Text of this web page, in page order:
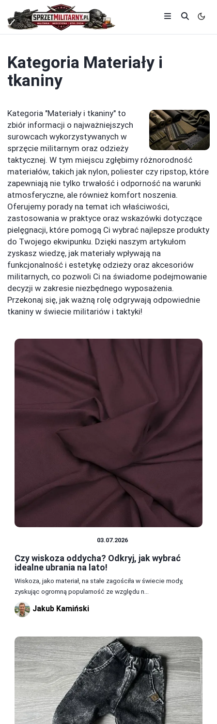
Kategoria Materiały i
tkaniny
Kategoria "Materiały i tkaniny" to
zbiór informacji o najważniejszych
surowcach wykorzystywanych w
sprzęcie militarnym oraz odzieży
taktycznej. W tym miejscu zgłębimy różnorodność
materiałów, takich jak nylon, poliester czy ripstop, które
zapewniają nie tylko trwałość i odporność na warunki
atmosferyczne, ale również komfort noszenia.
Oferujemy porady na temat ich właściwości,
zastosowania w praktyce oraz wskazówki dotyczące
pielęgnacji, które pomogą Ci wybrać najlepsze produkty
do Twojego ekwipunku. Dzięki naszym artykułom
zyskasz wiedzę, jak materiały wpływają na
funkcjonalność i estetykę odzieży oraz akcesoriów
militarnych, co pozwoli Ci na świadome podejmowanie
decyzji w zakresie niezbędnego wyposażenia.
Przekonaj się, jak ważną rolę odgrywają odpowiednie
tkaniny w świecie militariów i taktyki!
03.07.2026
Czy wiskoza oddycha? Odkryj, jak wybrać
idealne ubrania na lato!
Wiskoza, jako materiał, na stałe zagościła w świecie mody,
zyskując ogromną popularność ze względu n...
Jakub Kamiński